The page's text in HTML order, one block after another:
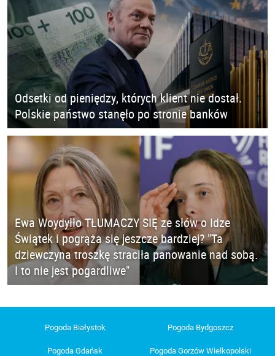
Odsetki od pieniędzy, których klient nie dostał.
Polskie państwo stanęło po stronie banków
Ewa Woydyłło TŁUMACZY SIĘ ze słów o Idze
Świątek i pogrąża się jeszcze bardziej? "Ta
dziewczyna troszkę straciła panowanie nad sobą.
I to nie jest pogardliwe"
Pogoda Białystok Pogoda Bydgoszcz
Pogoda Gdańsk
Pogoda Gorzów Wielkopolski